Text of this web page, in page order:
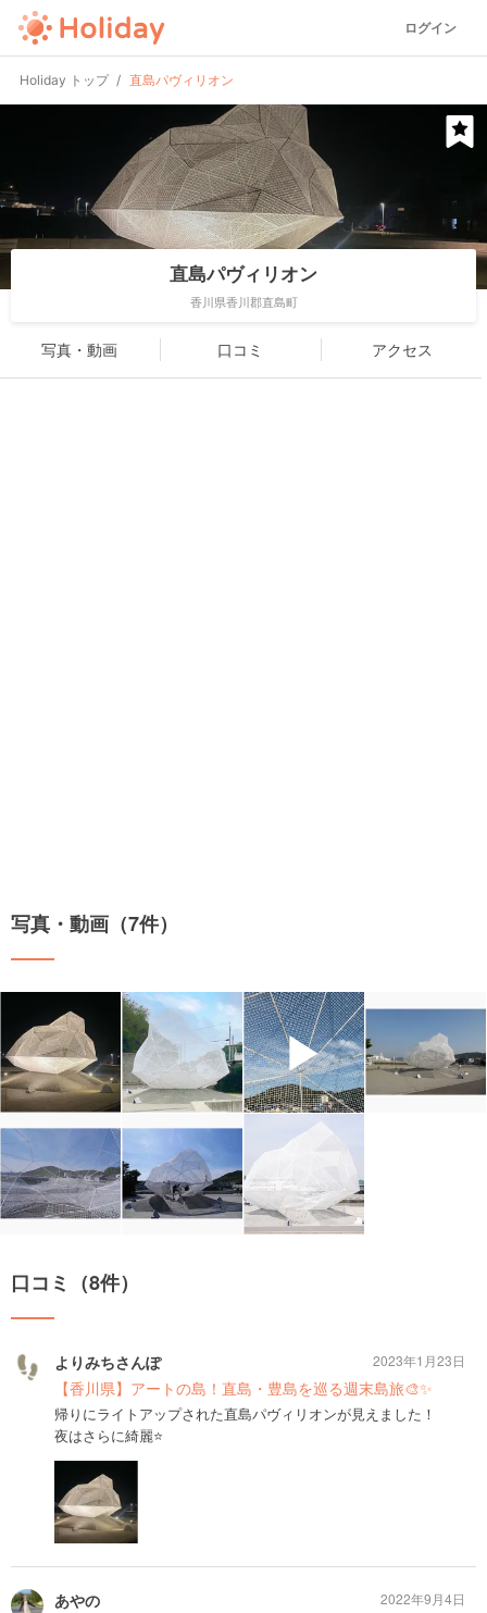
ログイン
Holiday トップ 直島パヴィリオン
直島パヴィリオン
香川県香川郡直島町
写真・動画 口コミ アクセス
写真・動画（7件）
▶
口コミ（8件）
よりみちさんぽ
【香川県】アートの島！直島・豊島を巡る週末島旅🎨✨
帰りにライトアップされた直島パヴィリオンが見えました！
夜はさらに綺麗⭐️
2023年1月23日
あやの
2022年9月4日